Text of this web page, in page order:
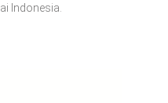
Indonesia.